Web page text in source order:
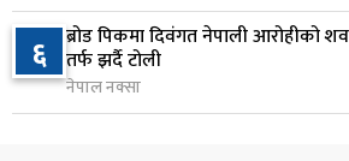
१०
जन्मसिद्ध नागरिकता कडा बनाउने
कार्यकारी आदेश जारी
२ दिन अघि
६ ब्रोड पिकमा दिवंगत नेपाली आरोहीको
तर्फ झर्दै टोली
नेपाल नक्सा